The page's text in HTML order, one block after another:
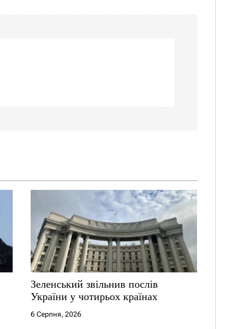
Зеленський звільнив послів
України у чотирьох країнах
6 Серпня, 2026